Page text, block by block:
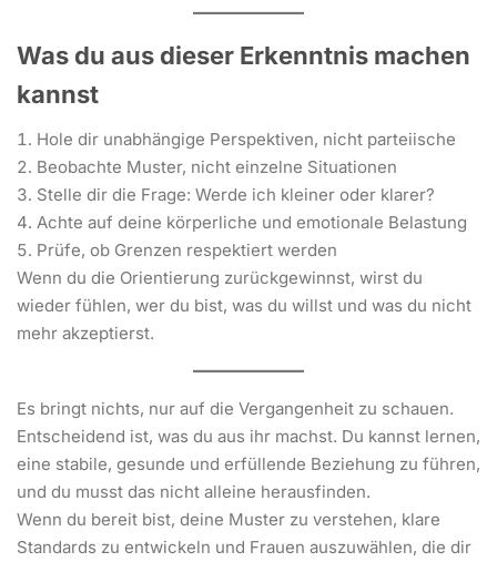
Was du aus dieser Erkenntnis machen
kannst
Hole dir unabhängige Perspektiven, nicht parteiische
Beobachte Muster, nicht einzelne Situationen
Stelle dir die Frage: Werde ich kleiner oder klarer?
Achte auf deine körperliche und emotionale Belastung
Prüfe, ob Grenzen respektiert werden
Wenn du die Orientierung zurückgewinnst, wirst du
wieder fühlen, wer du bist, was du willst und was du nicht
mehr akzeptierst.
Es bringt nichts, nur auf die Vergangenheit zu schauen.
Entscheidend ist, was du aus ihr machst. Du kannst lernen,
eine stabile, gesunde und erfüllende Beziehung zu führen,
und du musst das nicht alleine herausfinden.
Wenn du bereit bist, deine Muster zu verstehen, klare
Standards zu entwickeln und Frauen auszuwählen, die dir